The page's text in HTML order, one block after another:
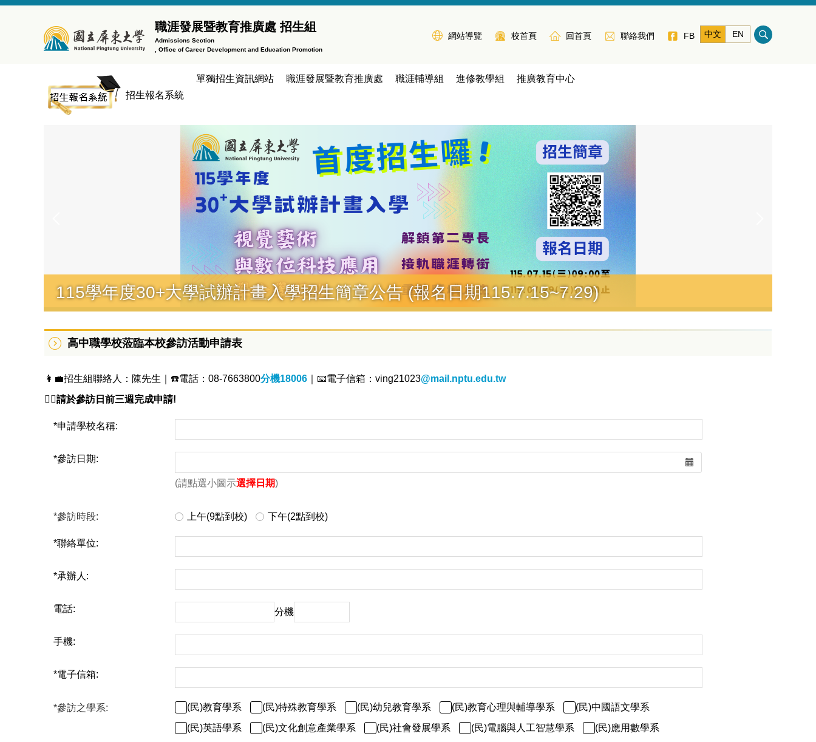
職涯發展暨教育推廣處 招生組
Admissions Section
, Office of Career Development and Education Promotion
網站導覽 校首頁 回首頁 聯絡我們 FB 中文 EN
招生報名系統
單獨招生資訊網站 職涯發展暨教育推廣處 職涯輔導組 進修教學組 推廣教育中心
115學年度進修學士班甄試入學招生
高中職學校蒞臨本校參訪活動申請表
👩‍💼招生組聯絡人：陳先生｜☎️電話：08-7663800分機18006 ｜📧電子信箱： ving21023@mail.nptu.edu.tw
🙋‍♀️請於參訪日前三週完成申請!
*申請學校名稱:
*參訪日期:
(請點選小圖示選擇日期)
*參訪時段: 上午(9點到校) 下午(2點到校)
*聯絡單位:
*承辦人:
電話: 分機
手機:
*電子信箱:
*參訪之學系: (民)教育學系 (民)特殊教育學系 (民)幼兒教育學系 (民)教育心理與輔導學系
(民)中國語文學系
(民)英語學系
(民)文化創意產業學系 (民)社會發展學系 (民)電腦與人工智慧學系
(民)應用數學系